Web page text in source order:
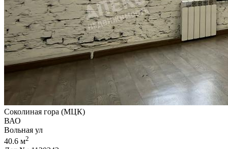
Соколиная гора (МЦК)
ВАО
Вольная ул
40.6 м2